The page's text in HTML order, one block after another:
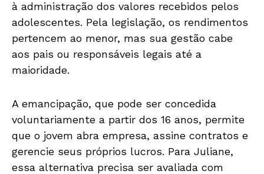
à administração dos valores recebidos pelos
adolescentes. Pela legislação, os rendimentos
pertencem ao menor, mas sua gestão cabe
aos pais ou responsáveis legais até a
maioridade.
A emancipação, que pode ser concedida
voluntariamente a partir dos 16 anos, permite
que o jovem abra empresa, assine contratos e
gerencie seus próprios lucros. Para Juliane,
essa alternativa precisa ser avaliada com